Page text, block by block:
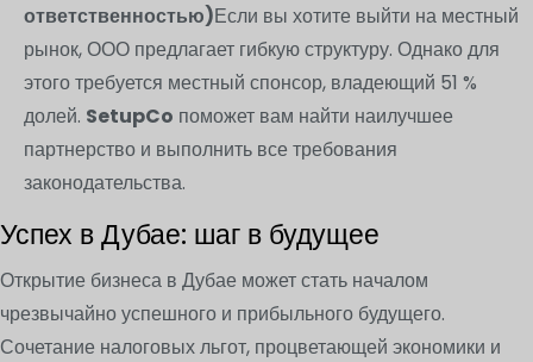
ответственностью)Если вы хотите выйти на местный
рынок, ООО предлагает гибкую структуру. Однако для
этого требуется местный спонсор, владеющий 51 %
долей. SetupCo поможет вам найти наилучшее
партнерство и выполнить все требования
законодательства.
Успех в Дубае: шаг в будущее
Открытие бизнеса в Дубае может стать началом
чрезвычайно успешного и прибыльного будущего.
Сочетание налоговых льгот, процветающей экономики и